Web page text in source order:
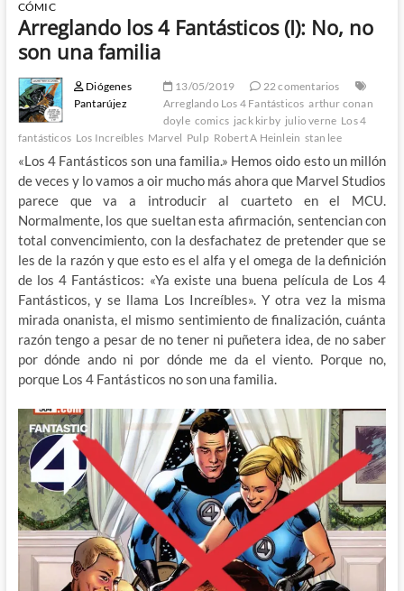
CÓMIC
Arreglando los 4 Fantásticos (I): No, no
son una familia
Diógenes
Pantarújez
13/05/2019
22 comentarios
Arreglando Los 4 Fantásticos arthur conan
doyle comics jack kirby julio verne Los 4
fantásticos Los Increíbles Marvel Pulp Robert A Heinlein stan lee
«Los 4 Fantásticos son una familia.» Hemos oido esto un millón
de veces y lo vamos a oir mucho más ahora que Marvel Studios
parece que va a introducir al cuarteto en el MCU.
Normalmente, los que sueltan esta afirmación, sentencian con
total convencimiento, con la desfachatez de pretender que se
les de la razón y que esto es el alfa y el omega de la definición
de los 4 Fantásticos: «Ya existe una buena película de Los 4
Fantásticos, y se llama Los Increíbles». Y otra vez la misma
mirada onanista, el mismo sentimiento de finalización, cuánta
razón tengo a pesar de no tener ni puñetera idea, de no saber
por dónde ando ni por dónde me da el viento. Porque no,
porque Los 4 Fantásticos no son una familia.